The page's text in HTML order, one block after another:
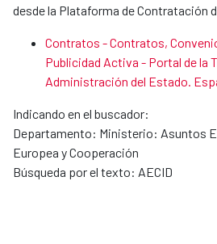
desde la Plataforma de Contratación
Contratos - Contratos,
Publicidad Activa - Portal de la
Administración del Estado.
Indicando en el buscador:
Departamento: Ministerio: Asuntos
Europea y Cooperación
Búsqueda por el texto: AECID